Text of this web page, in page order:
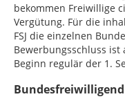
bekommen Freiwillige
Vergütung. Für die
FSJ die einzelnen
Bewerbungsschluss
Beginn regulär der 1.